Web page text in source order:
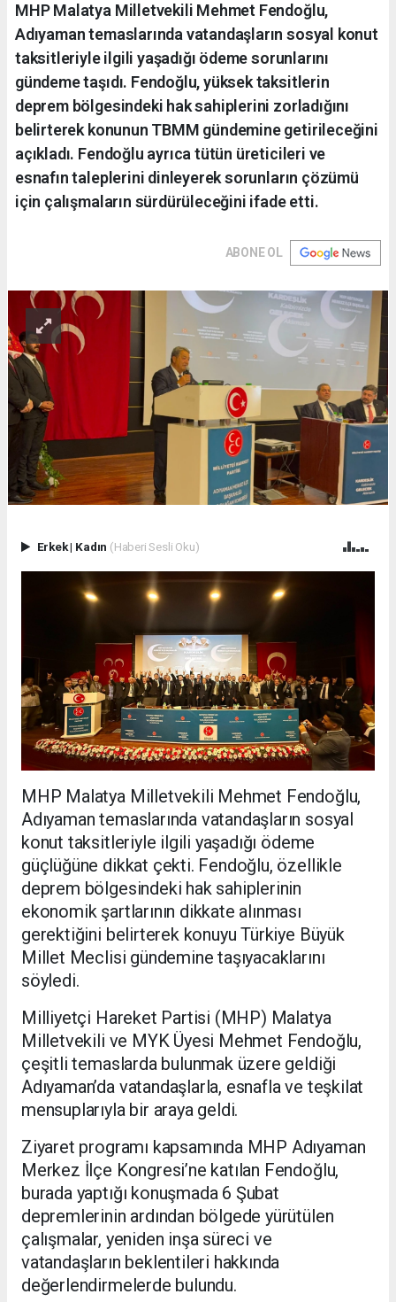
MHP Malatya Milletvekili Mehmet Fendoğlu,
Adıyaman temaslarında vatandaşların sosyal konut
taksitleriyle ilgili yaşadığı ödeme sorunlarını
gündeme taşıdı. Fendoğlu, yüksek taksitlerin
deprem bölgesindeki hak sahiplerini zorladığını
belirterek konunun TBMM gündemine getirileceğini
açıkladı. Fendoğlu ayrıca tütün üreticileri ve
esnafın taleplerini dinleyerek sorunların çözümü
için çalışmaların sürdürüleceğini ifade etti.
ABONE OL
Erkek| Kadın (Haberi Sesli Oku)
MHP Malatya Milletvekili Mehmet Fendoğlu,
Adıyaman temaslarında vatandaşların sosyal
konut taksitleriyle ilgili yaşadığı ödeme
güçlüğüne dikkat çekti. Fendoğlu, özellikle
deprem bölgesindeki hak sahiplerinin
ekonomik şartlarının dikkate alınması
gerektiğini belirterek konuyu Türkiye Büyük
Millet Meclisi gündemine taşıyacaklarını
söyledi.
Milliyetçi Hareket Partisi (MHP) Malatya
Milletvekili ve MYK Üyesi Mehmet Fendoğlu,
çeşitli temaslarda bulunmak üzere geldiği
Adıyaman’da vatandaşlarla, esnafla ve teşkilat
mensuplarıyla bir araya geldi.
Ziyaret programı kapsamında MHP Adıyaman
Merkez İlçe Kongresi’ne katılan Fendoğlu,
burada yaptığı konuşmada 6 Şubat
depremlerinin ardından bölgede yürütülen
çalışmalar, yeniden inşa süreci ve
vatandaşların beklentileri hakkında
değerlendirmelerde bulundu.